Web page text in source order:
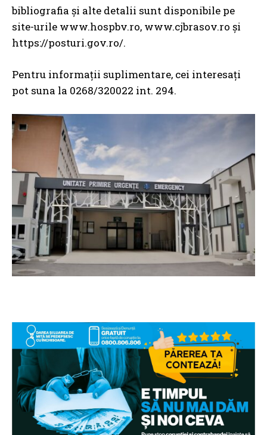
bibliografia și alte detalii sunt disponibile pe
site-urile www.hospbv.ro, www.cjbrasov.ro și
https://posturi.gov.ro/.
Pentru informații suplimentare, cei interesați
pot suna la 0268/320022 int. 294.